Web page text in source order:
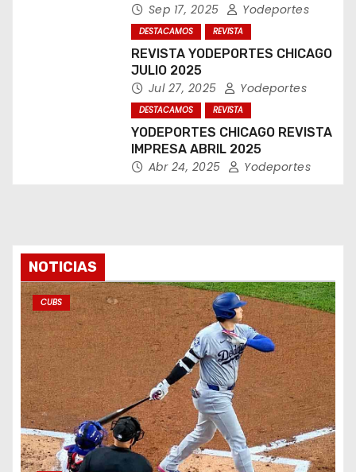
Sep 17, 2025 Yodeportes
DESTACAMOS REVISTA
REVISTA YODEPORTES CHICAGO
JULIO 2025
Jul 27, 2025 Yodeportes
DESTACAMOS REVISTA
YODEPORTES CHICAGO REVISTA
IMPRESA ABRIL 2025
Abr 24, 2025 Yodeportes
NOTICIAS
CUBS